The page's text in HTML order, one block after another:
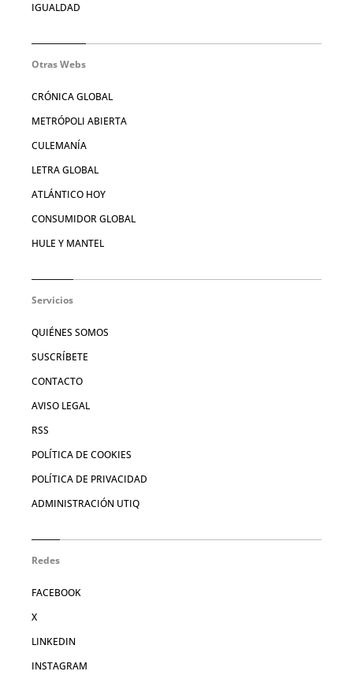
IGUALDAD
Otras Webs
CRÓNICA GLOBAL
METRÓPOLI ABIERTA
CULEMANÍA
LETRA GLOBAL
ATLÁNTICO HOY
CONSUMIDOR GLOBAL
HULE Y MANTEL
Servicios
QUIÉNES SOMOS
SUSCRÍBETE
CONTACTO
AVISO LEGAL
RSS
POLÍTICA DE COOKIES
POLÍTICA DE PRIVACIDAD
ADMINISTRACIÓN UTIQ
Redes
FACEBOOK
X
LINKEDIN
INSTAGRAM